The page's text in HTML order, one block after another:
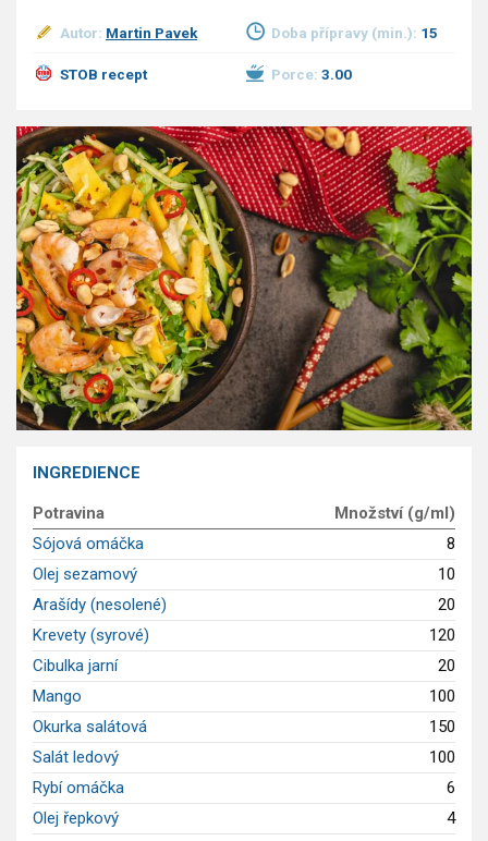
Ostatní
GLP-1 recepty
Autor: Martin Pavek Doba přípravy (min.): 15
STOB recept Porce: 3.00
INGREDIENCE
Potravina
Množství (g/ml)
Sójová omáčka
8
Olej sezamový
10
Arašídy (nesolené)
20
Krevety (syrové)
120
Cibulka jarní
20
Mango
100
Okurka salátová
150
Salát ledový
100
Rybí omáčka
6
Olej řepkový
4